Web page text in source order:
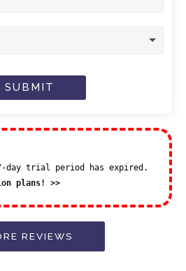
SUBMIT
day trial period has expired.
plans! >>
REVIEWS